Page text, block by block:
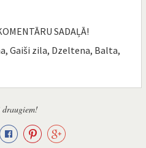
SADAĻĀ!
Gaiši zila, Dzeltena, Balta,
draugiem!